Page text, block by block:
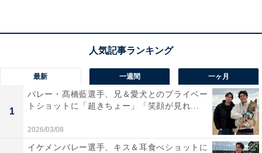
最新 一週間 一ヶ月
1
バレー・髙橋藍選手、兄＆愛犬とのプライベー
トショットに「超きちょー」「笑顔が見れ...
2026/03/08
イケメンバレー選手、キス＆耳食べショットに